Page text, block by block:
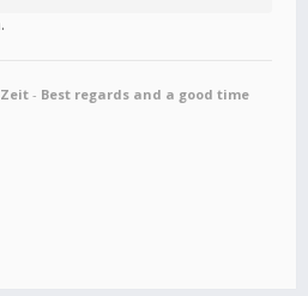
- Best regards and a good time